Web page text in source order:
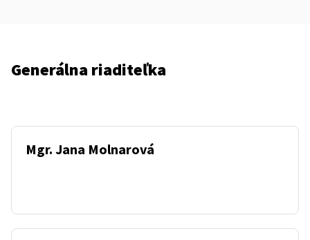
Generálna riaditeľka
Mgr. Jana Molnarová